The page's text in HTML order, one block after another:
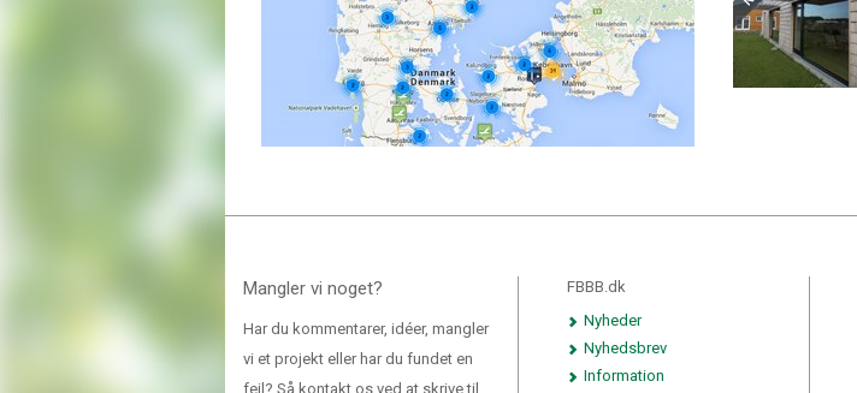
Mangler vi noget?
Har du kommentarer, idéer, mangler
vi et projekt eller har du fundet en
fejl? Så kontakt os ved at skrive til
FBBB.dk
Nyheder
Nyhedsbrev
Information